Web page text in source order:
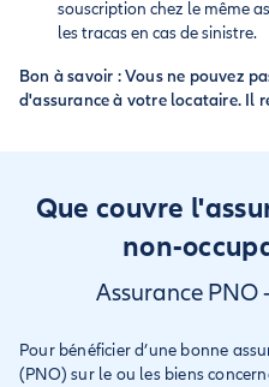
souscription chez le même
les tracas en cas de sinistre.
Bon à savoir : Vous ne pouvez
d'assurance à votre locataire. Il
Que couvre
non-
Assurance PNO
Pour bénéficier d’une bonne
(PNO) sur le ou les biens